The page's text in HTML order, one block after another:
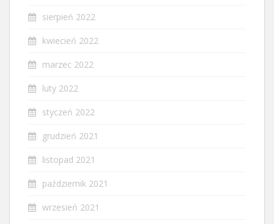
sierpień 2022
kwiecień 2022
marzec 2022
luty 2022
styczeń 2022
grudzień 2021
listopad 2021
październik 2021
wrzesień 2021